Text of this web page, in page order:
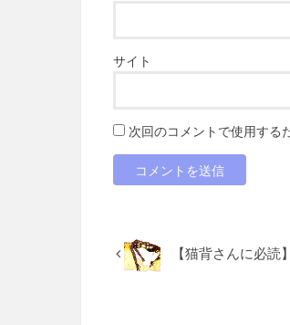
サイト
次回のコメントで使用する
【猫背さんに必読